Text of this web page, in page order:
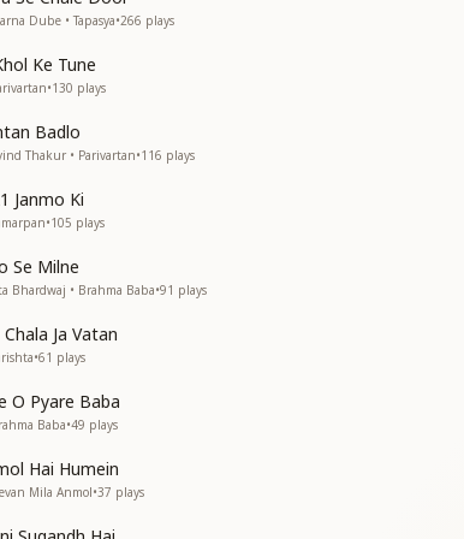
बिठाया
आ .....
संजोई
कमाई की इस जहां में आकर
Dube • Tapasya•266 plays
Ke Tune
•130 plays
Badlo
Thakur • Parivartan•116 plays
Janmo Ki
•105 plays
Se Milne
Bhardwaj • Brahma Baba•91 plays
Ja Vatan
•61 plays
O Pyare Baba
Baba•49 plays
Hai Humein
Mila Anmol•37 plays